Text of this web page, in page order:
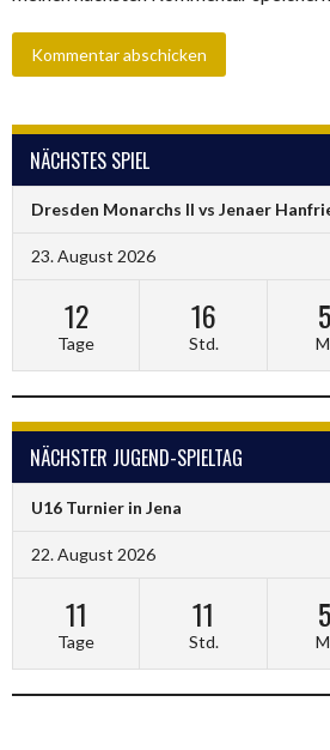
NÄCHSTES SPIEL
Dresden Monarchs II vs Jenaer
23. August 2026
12
Tage
16
Std.
NÄCHSTER JUGEND-SPIELTAG
U16 Turnier in Jena
22. August 2026
11
Tage
11
Std.